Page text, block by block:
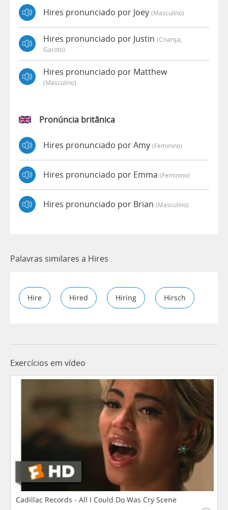
Hires pronunciado por Joey (masculino)
Hires pronunciado por Justin (criança,
Garoto)
Hires pronunciado por Matthew
(masculino)
Pronúncia britânica
Hires pronunciado por Amy (feminino)
Hires pronunciado por Emma (feminino)
Hires pronunciado por Brian (masculino)
Palavras similares a Hires
Hire Hired Hiring Hirsch
Exercícios em vídeo
Cadillac Records - All I Could Do Was Cry Scene